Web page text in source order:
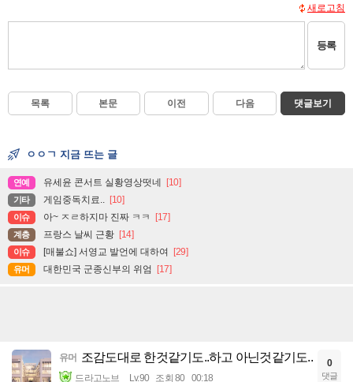
새로고침
등록
목록 본문 이전 다음 댓글보기
ㅇㅇㄱ 지금 뜨는 글
연예 유세윤 콘서트 실황영상떳네 [10]
기타 게임중독치료.. [10]
이슈 아~ ㅈㄹ하지마 진짜 ㅋㅋ [17]
계층 프랑스 날씨 근황 [14]
이슈 [매불쇼] 서영교 발언에 대하여 [29]
유머 대한민국 군종신부의 위엄 [17]
유머 조감도대로 한것같기도..하고 아닌것같기도..
드라고노브 Lv.90 조회 80 00:18
0
댓글